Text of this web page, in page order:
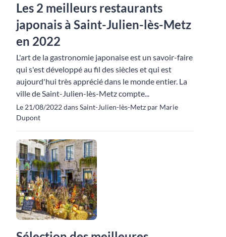
Les 2 meilleurs restaurants
japonais à Saint-Julien-lès-Metz
en 2022
L'art de la gastronomie japonaise est un savoir-faire
qui s'est développé au fil des siècles et qui est
aujourd'hui très apprécié dans le monde entier. La
ville de Saint-Julien-lès-Metz compte...
Le 21/08/2022 dans Saint-Julien-lès-Metz par Marie
Dupont